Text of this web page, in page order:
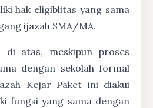
hak eligiblitas yang sama
ijazah SMA/MA.
di atas, meskipun proses
dengan sekolah formal
Kejar Paket ini diakui
fungsi yang sama dengan